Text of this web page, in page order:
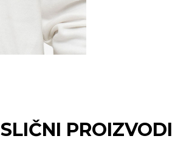
SLIČNI PROIZVODI